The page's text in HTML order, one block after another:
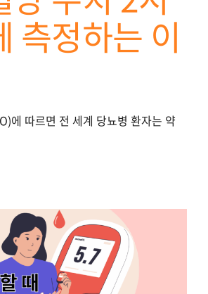
측정하는 이
에 따르면 전 세계 당뇨병 환자는 약